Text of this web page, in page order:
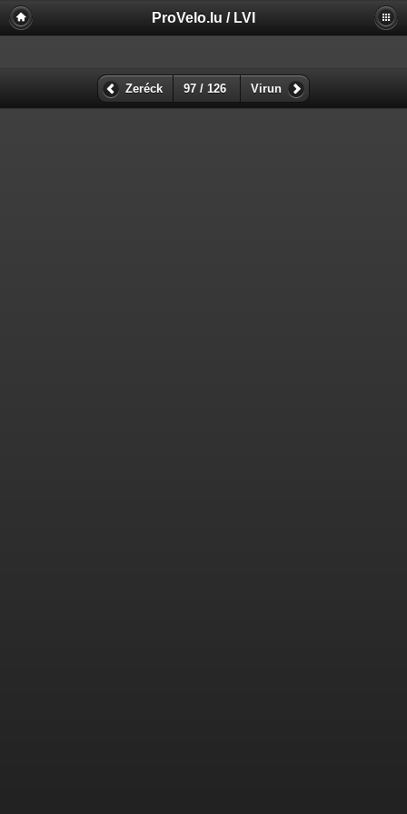
ProVelo.lu / LVI
Zeréck 97 / 126 Virun